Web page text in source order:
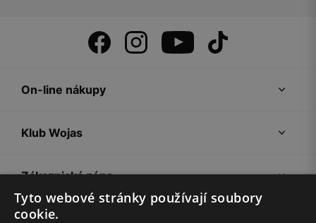
On-line nákupy
Klub Wojas
Zákaznická zóna
Společnost Wojas
Tyto webové stránky používají soubory
cookie.